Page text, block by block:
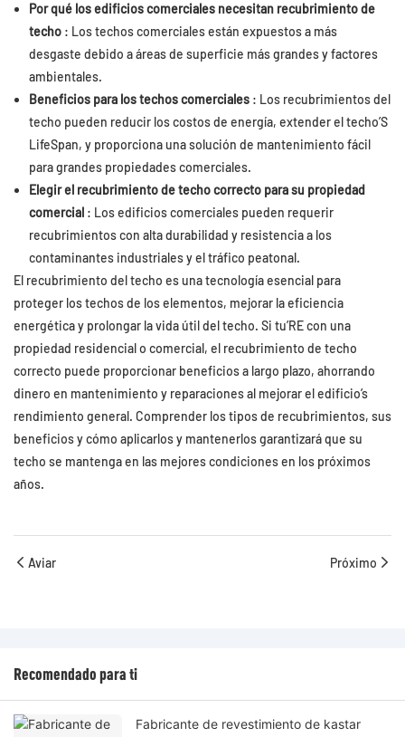
Por qué los edificios comerciales necesitan recubrimiento de
techo : Los techos comerciales están expuestos a más
desgaste debido a áreas de superficie más grandes y factores
ambientales.
Beneficios para los techos comerciales : Los recubrimientos del
techo pueden reducir los costos de energía, extender el techo’S
LifeSpan, y proporciona una solución de mantenimiento fácil
para grandes propiedades comerciales.
Elegir el recubrimiento de techo correcto para su propiedad
comercial : Los edificios comerciales pueden requerir
recubrimientos con alta durabilidad y resistencia a los
contaminantes industriales y el tráfico peatonal.
El recubrimiento del techo es una tecnología esencial para
proteger los techos de los elementos, mejorar la eficiencia
energética y prolongar la vida útil del techo. Si tu’RE con una
propiedad residencial o comercial, el recubrimiento de techo
correcto puede proporcionar beneficios a largo plazo, ahorrando
dinero en mantenimiento y reparaciones al mejorar el edificio’s
rendimiento general. Comprender los tipos de recubrimientos, sus
beneficios y cómo aplicarlos y mantenerlos garantizará que su
techo se mantenga en las mejores condiciones en los próximos
años.
Aviar Próximo
Recomendado para ti
Fabricante de revestimiento de kastar